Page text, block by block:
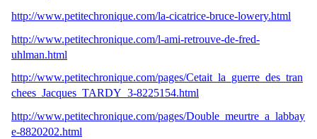
http://www.petitechronique.com/la-cicatrice-bruce-lowery.html
http://www.petitechronique.com/l-ami-retrouve-de-fred-
uhlman.html
http://www.petitechronique.com/pages/Cetait_la_guerre_des_tran
chees_Jacques_TARDY_3-8225154.html
http://www.petitechronique.com/pages/Double_meurtre_a_labbay
e-8820202.html